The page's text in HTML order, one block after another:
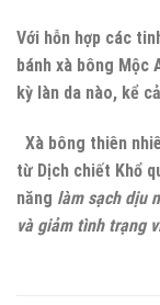
Với hỗn hợp các
bánh xà bông Mộc
kỳ làn da nào, kể
Xà bông thiên
từ Dịch chiết Khổ
năng làm sạch dịu
và giảm tình trạng